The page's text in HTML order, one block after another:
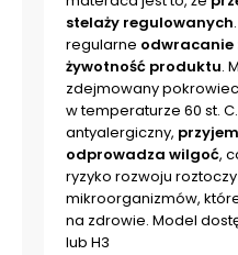
stelaży regulowanych
regularne odwracanie
żywotność produktu.
zdejmowany
w temperaturze 60 st.
antyalergiczny,
odprowadza wilgoć,
ryzyko rozwoju
mikroorganizmów,
na zdrowie. Model
lub H3